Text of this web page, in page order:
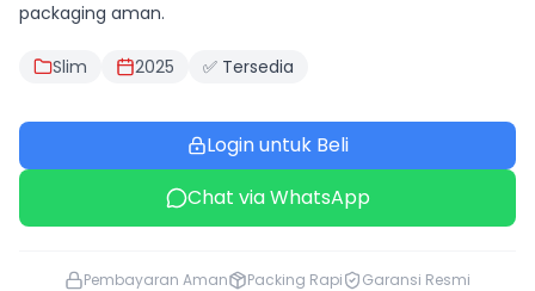
packaging aman.
Slim 2025 ✅ Tersedia
Login untuk Beli
Chat via WhatsApp
Pembayaran Aman Packing Rapi Garansi Resmi